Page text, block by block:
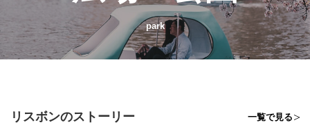
park
リスボンのストーリー 一覧で見る